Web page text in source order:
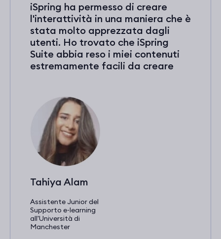
iSpring ha permesso di creare
l'interattività in una maniera che è
stata molto apprezzata dagli
utenti. Ho trovato che iSpring
Suite abbia reso i miei contenuti
estremamente facili da creare
Tahiya Alam
Assistente Junior del
Supporto e‑learning
all'Università di
Manchester